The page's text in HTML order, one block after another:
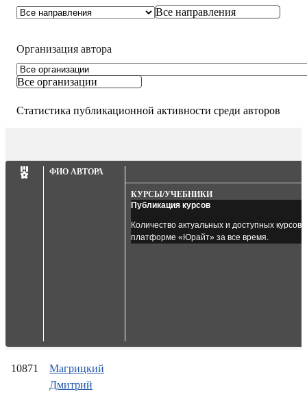
Все направления
Организация автора
Все организации
Статистика публикационной активности среди авторов
ФИО АВТОРА
КУРСЫ/УЧЕБНИКИ
Публикация курсов
Количество актуальных и доступных
платформе «Юрайт» за все время.
10871
Магрицкий
Дмитрий